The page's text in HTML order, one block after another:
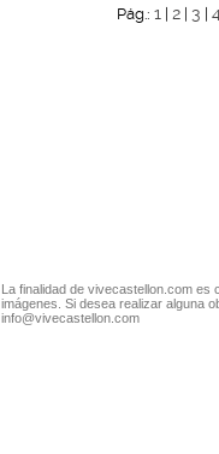
Pág.:1 |2 3 |
La finalidad de vivecastellon.com
imágenes. Si desea realizar alguna
info@vivecastellon.com